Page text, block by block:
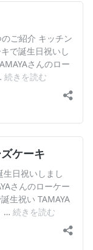
・クラス
される方へ